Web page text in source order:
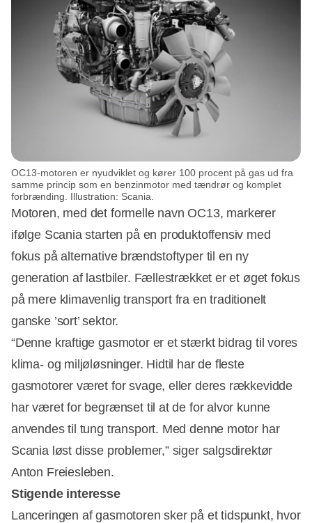
OC13-motoren er nyudviklet og kører 100 procent på gas ud fra
samme princip som en benzinmotor med tændrør og komplet
forbrænding. Illustration: Scania.
Motoren, med det formelle navn OC13, markerer
ifølge Scania starten på en produktoffensiv med
fokus på alternative brændstoftyper til en ny
generation af lastbiler. Fællestrækket er et øget fokus
på mere klimavenlig transport fra en traditionelt
ganske ’sort’ sektor.
“Denne kraftige gasmotor er et stærkt bidrag til vores
klima- og miljøløsninger. Hidtil har de fleste
gasmotorer været for svage, eller deres rækkevidde
har været for begrænset til at de for alvor kunne
anvendes til tung transport. Med denne motor har
Scania løst disse problemer,” siger salgsdirektør
Anton Freiesleben.
Stigende interesse
Lanceringen af gasmotoren sker på et tidspunkt, hvor